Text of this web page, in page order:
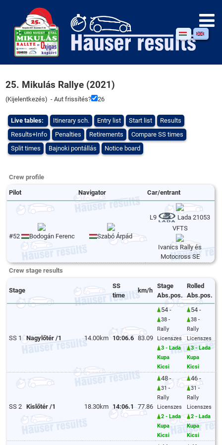
25. Mikulás Rallye (2021)
(Kijelentkezés) - Aut frissítés? 26
Live tables: Itinerary sch. Entry list Start list
Results
Results+Info
Penalties Retirements
Compare SS times
Split times
Bajnoki pontállás Notice board
Crew profile
Pilot Navigator Car/entrant
#52 Bodogán Ferenc Szabó Árpád
L9
Lada 21053
VFTS
Ivanics Rally és
Motocross SE
Crew stage results
Stage
SS
time
km/h
Stage
Abs.pos.
Rolled
Abs.pos.
SS 1 Nagylőtér /1 14.00km 10:06.6 83.09
54 -
38 -
Rally
Licenszes
3 - Lada
Kupa
Kicsi
54 -
38 -
Rally
Licenszes
3 - Lada
Kupa
Kicsi
SS 2 Kislőtér /1 18.30km 14:06.1 77.86
48 -
31 -
Rally
Licenszes
2 - Lada
Kupa
Kicsi
46 -
31 -
Rally
Licenszes
2 - Lada
Kupa
Kicsi